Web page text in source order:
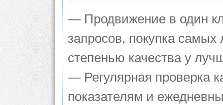
— Продвижение в один
запросов, покупка
степенью качества у
— Регулярная проверка
показателям и